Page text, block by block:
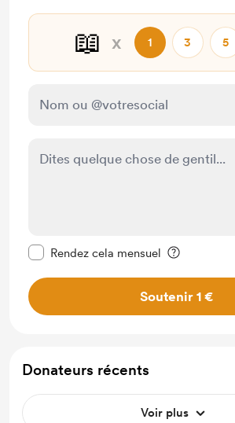
📖 x 1 3 5
Rendez cela mensuel
Soutenir 1 €
Donateurs récents
Voir plus